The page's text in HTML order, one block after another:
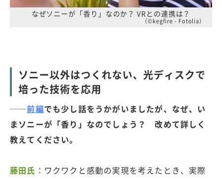
なぜソニーが「香り」なのか？ VRとの連携は？
（©kegfire - Fotolia）
ソニー以外はつくれない、光ディスクで
培った技術を応用
──前編でも少し話をうかがいましたが、なぜ、い
まソニーが「香り」なのでしょう？ 改めて詳しく
教えてください。
藤田氏： ワクワクと感動の実現を考えたとき、実際